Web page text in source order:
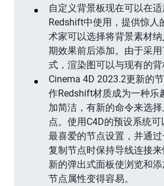
自定义背景板现在可以在
Redshift中使用，提供惊人
术家可以选择将背景素材
期效果前后添加。由于采
式，渲染图可以与现有的背
Cinema 4D 2023.2更新的
作Redshift材质成为一种乐
加简洁，有新的命令来选
点。使用C4D的预设系统
最喜爱的节点设置，并通
复制节点时保持导线连接来
新的弹出式面板使浏览和
节点属性变得容易。